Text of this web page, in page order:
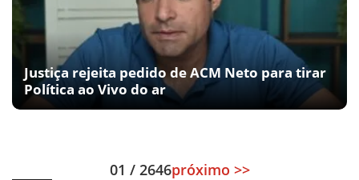
Justiça rejeita pedido de ACM Neto para tirar
Política ao Vivo do ar
01 / 2646próximo >>